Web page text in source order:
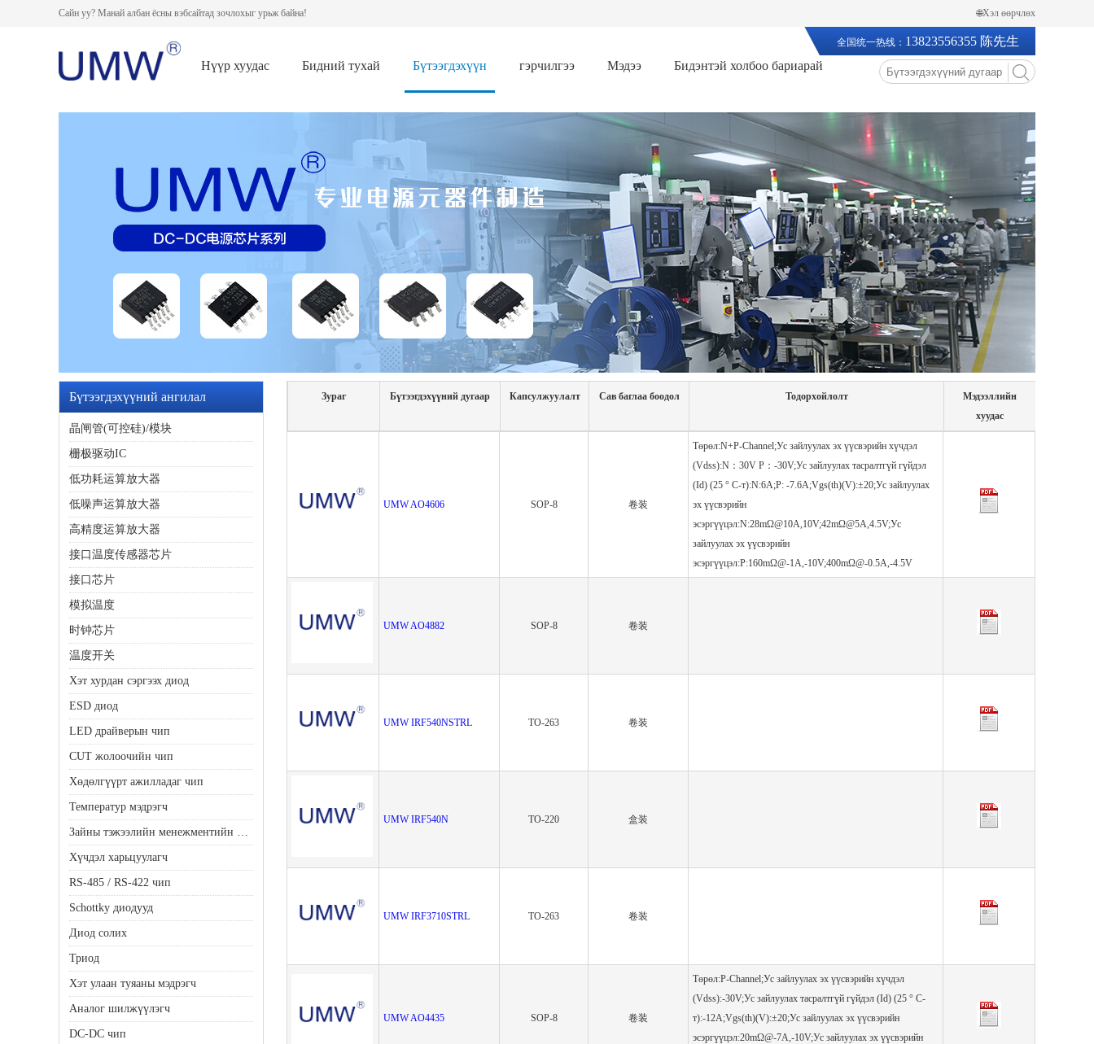
Сайн уу? Манай албан ёсны вэбсайтад зочлохыг урьж байна! 🌐Хэл өөрчлөх
Нүүр хуудас Бидний тухай Бүтээгдэхүүн гэрчилгээ Мэдээ Бидэнтэй холбоо бариарай
全国统一热线： 13823556355 陈先生
Бүтээгдэхүүний ангилал
晶闸管(可控硅)/模块
栅极驱动IC
低功耗运算放大器
低噪声运算放大器
高精度运算放大器
接口温度传感器芯片
接口芯片
模拟温度
时钟芯片
温度开关
Хэт хурдан сэргээх диод
ESD диод
LED драйверын чип
CUT жолоочийн чип
Хөдөлгүүрт ажилладаг чип
Температур мэдрэгч
Зайны тэжээлийн менежментийн чип
Хүчдэл харьцуулагч
RS-485 / RS-422 чип
Schottky диодууд
Диод солих
Триод
Хэт улаан туяаны мэдрэгч
Аналог шилжүүлэгч
DC-DC чип
Зураг Бүтээгдэхүүний дугаар Капсулжуулалт Сав баглаа боодол Тодорхойлолт
Мэдээллийн
хуудас
UMW AO4606 SOP-8 卷装
Төрөл:N+P-Channel;Ус зайлуулах эх үүсвэрийн хүчдэл
(Vdss):N：30V P：-30V;Ус зайлуулах тасралтгүй гүйдэл
(Id) (25 ° C-т):N:6A;P: -7.6A;Vgs(th)(V):±20;Ус зайлуулах
эх үүсвэрийн
эсэргүүцэл:N:28mΩ@10A,10V;42mΩ@5A,4.5V;Ус
зайлуулах эх үүсвэрийн
эсэргүүцэл:P:160mΩ@-1A,-10V;400mΩ@-0.5A,-4.5V
UMW AO4882 SOP-8 卷装
UMW IRF540NSTRL TO-263 卷装
UMW IRF540N TO-220 盒装
UMW IRF3710STRL TO-263 卷装
UMW AO4435 SOP-8 卷装
Төрөл:P-Channel;Ус зайлуулах эх үүсвэрийн хүчдэл
(Vdss):-30V;Ус зайлуулах тасралтгүй гүйдэл (Id) (25 ° C-
т):-12A;Vgs(th)(V):±20;Ус зайлуулах эх үүсвэрийн
эсэргүүцэл:20mΩ@-7A,-10V;Ус зайлуулах эх үүсвэрийн